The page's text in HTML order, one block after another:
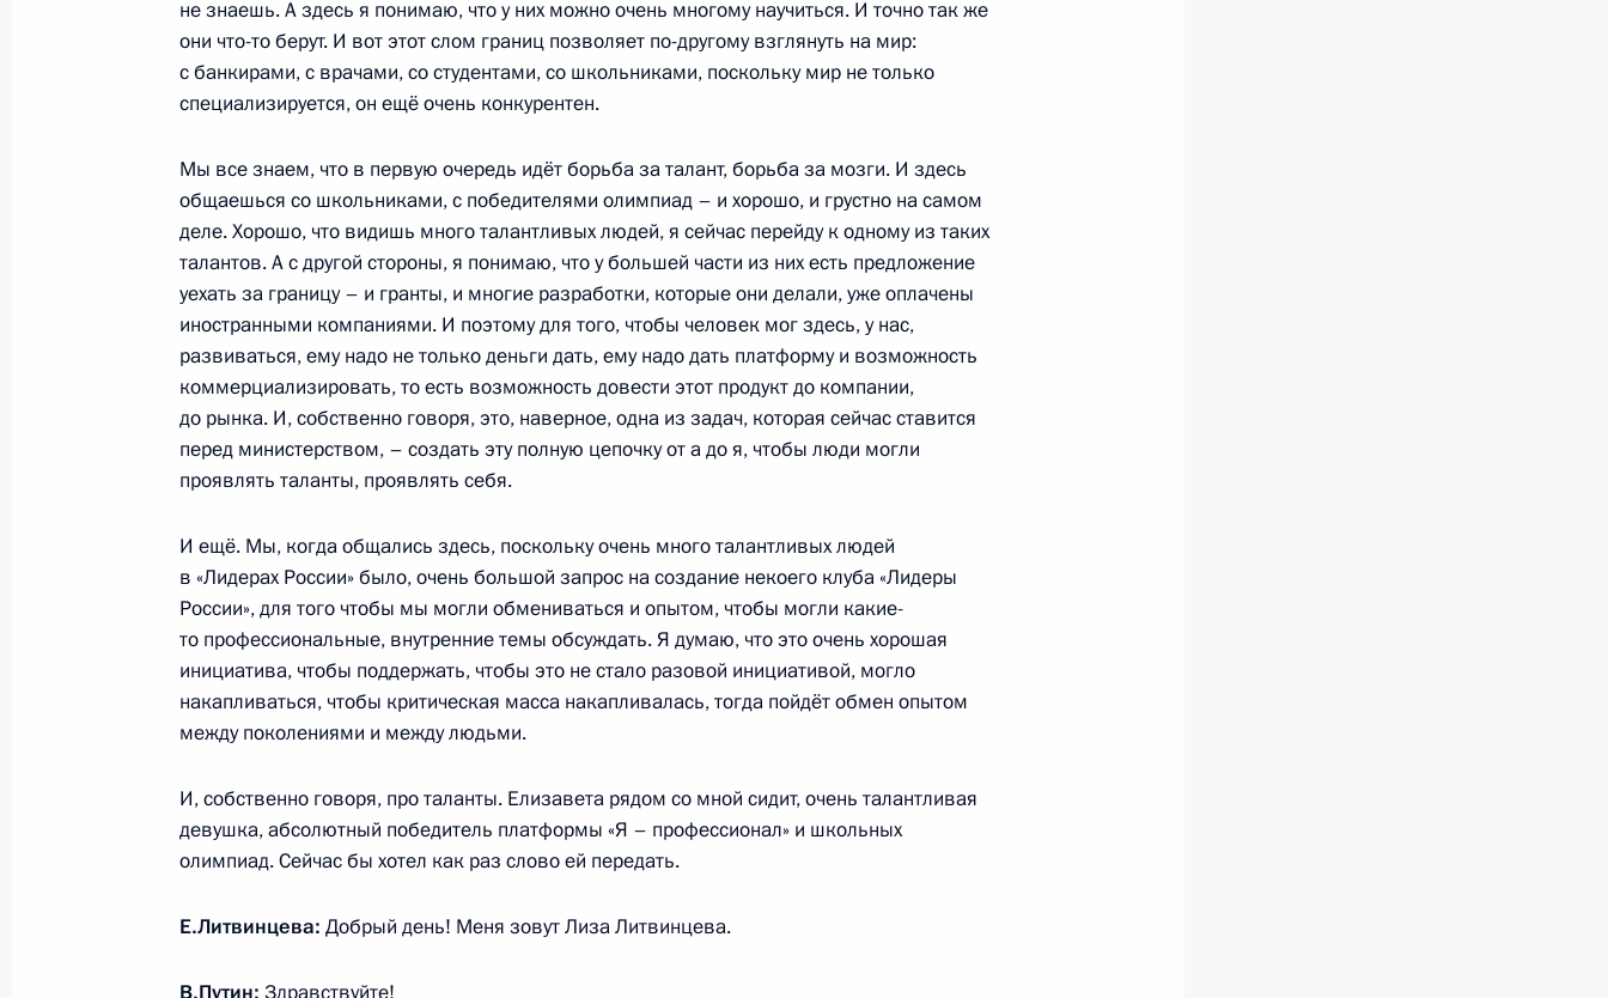
8 марта 2018 года, четверг
8 марта 2018 года, 09:00
7 марта 2018 года, среда
Заседание наблюдательного совета Агентства стратегических
инициатив
7 марта 2018 года, 15:30 Самара
Азаровым
7 марта 2018 года, 14:15
Встреча с женщинами-предпринимателями
7 марта 2018 года, 11:50 Самара
10
Посещение Самарского булочно-кондитерского комбината
не знаешь. А здесь я понимаю, что у них можно очень многому научиться. И точно так же
они что-то берут. И вот этот слом границ позволяет по-другому взглянуть на мир:
с банкирами, с врачами, со студентами, со школьниками, поскольку мир не только
специализируется, он ещё очень конкурентен.
Мы все знаем, что в первую очередь идёт борьба за талант, борьба за мозги. И здесь
общаешься со школьниками, с победителями олимпиад – и хорошо, и грустно на самом
деле. Хорошо, что видишь много талантливых людей, я сейчас перейду к одному из таких
талантов. А с другой стороны, я понимаю, что у большей части из них есть предложение
уехать за границу – и гранты, и многие разработки, которые они делали, уже оплачены
иностранными компаниями. И поэтому для того, чтобы человек мог здесь, у нас,
развиваться, ему надо не только деньги дать, ему надо дать платформу и возможность
коммерциализировать, то есть возможность довести этот продукт до компании,
до рынка. И, собственно говоря, это, наверное, одна из задач, которая сейчас ставится
перед министерством, – создать эту полную цепочку от а до я, чтобы люди могли
проявлять таланты, проявлять себя.
И ещё. Мы, когда общались здесь, поскольку очень много талантливых людей
в «Лидерах России» было, очень большой запрос на создание некоего клуба «Лидеры
России», для того чтобы мы могли обмениваться и опытом, чтобы могли какие-
то профессиональные, внутренние темы обсуждать. Я думаю, что это очень хорошая
инициатива, чтобы поддержать, чтобы это не стало разовой инициативой, могло
накапливаться, чтобы критическая масса накапливалась, тогда пойдёт обмен опытом
между поколениями и между людьми.
И, собственно говоря, про таланты. Елизавета рядом со мной сидит, очень талантливая
девушка, абсолютный победитель платформы «Я – профессионал» и школьных
олимпиад. Сейчас бы хотел как раз слово ей передать.
Е.Литвинцева: Добрый день! Меня зовут Лиза Литвинцева.
В.Путин: Здравствуйте!